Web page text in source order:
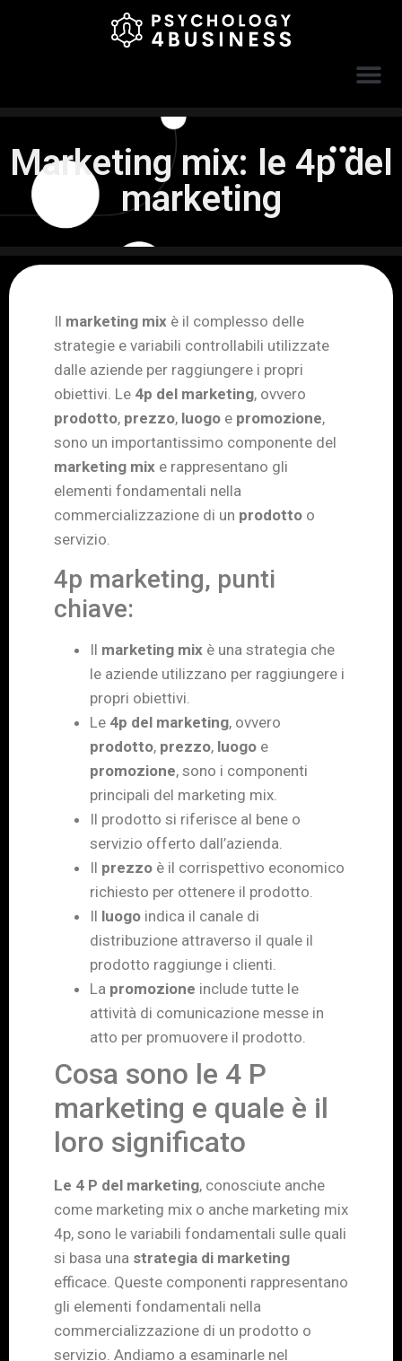
Marketing mix: le 4p del
marketing
Il marketing mix è il complesso delle
strategie e variabili controllabili utilizzate
dalle aziende per raggiungere i propri
obiettivi. Le 4p del marketing, ovvero
prodotto, prezzo, luogo e promozione,
sono un importantissimo componente del
marketing mix e rappresentano gli
elementi fondamentali nella
commercializzazione di un prodotto o
servizio.
4p marketing, punti
chiave:
Il marketing mix è una strategia che
le aziende utilizzano per raggiungere i
propri obiettivi.
Le 4p del marketing, ovvero
prodotto, prezzo, luogo e
promozione, sono i componenti
principali del marketing mix.
Il prodotto si riferisce al bene o
servizio offerto dall’azienda.
Il prezzo è il corrispettivo economico
richiesto per ottenere il prodotto.
Il luogo indica il canale di
distribuzione attraverso il quale il
prodotto raggiunge i clienti.
La promozione include tutte le
attività di comunicazione messe in
atto per promuovere il prodotto.
Cosa sono le 4 P
marketing e quale è il
loro significato
Le 4 P del marketing, conosciute anche
come marketing mix o anche marketing mix
4p, sono le variabili fondamentali sulle quali
si basa una strategia di marketing
efficace. Queste componenti rappresentano
gli elementi fondamentali nella
commercializzazione di un prodotto o
servizio. Andiamo a esaminarle nel